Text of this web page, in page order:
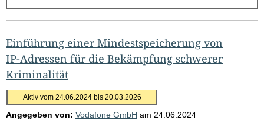
g
e
b
n
i
s
s
Einführung einer Mindestspeicherung von
IP-Adressen für die Bekämpfung schwerer
Kriminalität
Aktiv vom 24.06.2024 bis 20.03.2026
Angegeben von: Vodafone GmbH am 24.06.2024